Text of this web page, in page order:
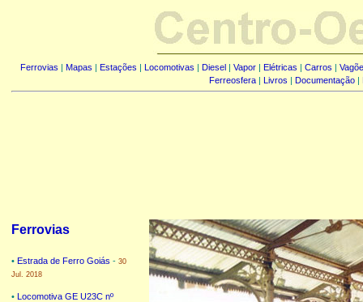
Ferrovias | Mapas | Estações | Locomotivas | Diesel | Vapor | Elétricas | Carros |
Ferreosfera| Livros | Documentação|
Ferrovias
• Estrada de Ferro Goiás - 30
Jul. 2018
• Locomotiva GE U23C nº